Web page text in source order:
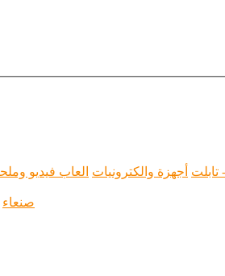
تابلت أجهزة والكترونيات العاب فيديو
صنعاء